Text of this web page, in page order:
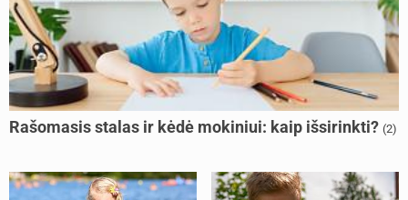
Rašomasis stalas ir kėdė mokiniui: kaip išsirinkti? (2)